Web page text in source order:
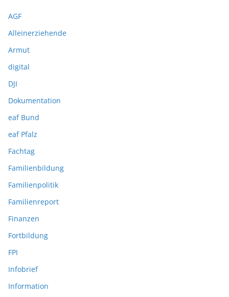
AGF
Alleinerziehende
Armut
digital
DJI
Dokumentation
eaf Bund
eaf Pfalz
Fachtag
Familienbildung
Familienpolitik
Familienreport
Finanzen
Fortbildung
FPI
Infobrief
Information